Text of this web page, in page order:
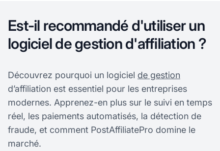
Est-il recommandé d'utiliser un
logiciel de gestion d'affiliation ?
Découvrez pourquoi un logiciel de gestion
d’affiliation est essentiel pour les entreprises
modernes. Apprenez-en plus sur le suivi en temps
réel, les paiements automatisés, la détection de
fraude, et comment PostAffiliatePro domine le
marché.